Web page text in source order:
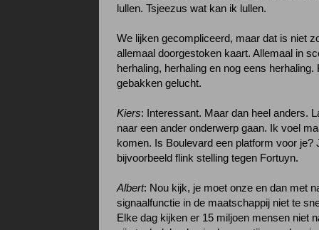
lullen. Tsjeezus wat kan ik lullen.
We lijken gecompliceerd, maar dat is niet
allemaal doorgestoken kaart. Allemaal in
herhaling, herhaling en nog eens herhaling.
gebakken gelucht.
Kiers: Interessant. Maar dan heel anders.
naar een ander onderwerp gaan. Ik voel
komen. Is Boulevard een platform voor je?
bijvoorbeeld flink stelling tegen Fortuyn.
Albert: Nou kijk, je moet onze en dan met
signaalfunctie in de maatschappij niet te
Elke dag kijken er 15 miljoen mensen niet